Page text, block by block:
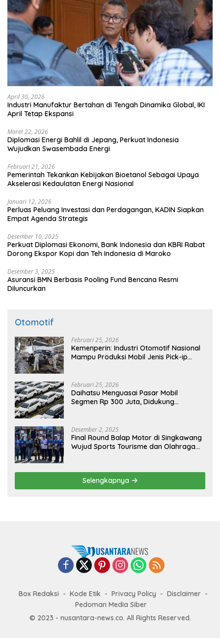
April 30, 2026
Industri Manufaktur Bertahan di Tengah Dinamika Global, IKI
April Tetap Ekspansi
Maret 22, 2026
Diplomasi Energi Bahlil di Jepang, Perkuat Indonesia
Wujudkan Swasembada Energi
Februari 21, 2026
Pemerintah Tekankan Kebijakan Bioetanol Sebagai Upaya
Akselerasi Kedaulatan Energi Nasional
Januari 12, 2026
Perluas Peluang Investasi dan Perdagangan, KADIN Siapkan
Empat Agenda Strategis
Desember 10, 2025
Perkuat Diplomasi Ekonomi, Bank Indonesia dan KBRI Rabat
Dorong Ekspor Kopi dan Teh Indonesia di Maroko
Desember 3, 2025
Asuransi BMN Berbasis Pooling Fund Bencana Resmi
Diluncurkan
Otomotif
Februari 25, 2026
Kemenperin: Industri Otomotif Nasional
Mampu Produksi Mobil Jenis Pick-ip
Februari 25, 2026
Daihatsu Menguasai Pasar Mobil
Segmen Rp 300 Juta, Didukung
Desember 2, 2025
Final Round Balap Motor di Singkawang
Wujud Sports Tourisme dan Olahraga
Selengkapnya
Box Redaksi Kode Etik Privacy Policy
Disclaimer
Pedoman Media Siber
© 2023 - nusantara-news.co. All Rights Reserved.